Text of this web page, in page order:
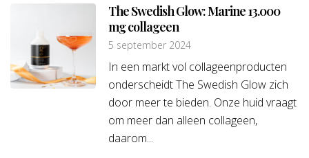
The Swedish Glow: Marine 13.000
mg collageen
5 september 2024
In een markt vol collageenproducten
onderscheidt The Swedish Glow zich
door meer te bieden. Onze huid vraagt
om meer dan alleen collageen,
daarom...